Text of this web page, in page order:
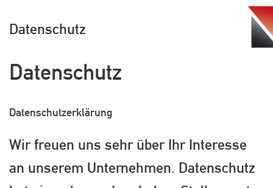
Datenschutz
Datenschutz
Datenschutzerklärung
Wir freuen uns sehr über Ihr Interesse
an unserem Unternehmen. Datenschutz